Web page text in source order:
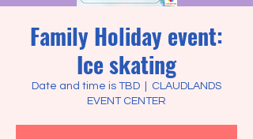
Family Holiday event:
Ice skating
Date and time is TBD
CLAUDLANDS
EVENT CENTER